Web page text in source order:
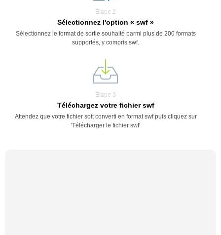
Étape 2
Sélectionnez l'option « swf »
Sélectionnez le format de sortie souhaité parmi plus de 200 formats
supportés, y compris swf.
Étape 3
Téléchargez votre fichier swf
Attendez que votre fichier soit converti en format swf puis cliquez sur
'Télécharger le fichier swf'